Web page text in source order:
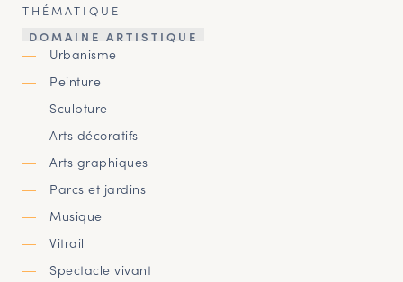
THÉMATIQUE
DOMAINE ARTISTIQUE
Urbanisme
Peinture
Sculpture
Arts décoratifs
Arts graphiques
Parcs et jardins
Musique
Vitrail
Spectacle vivant